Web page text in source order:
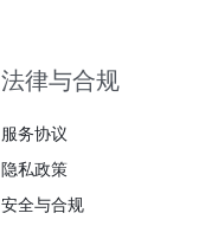
法律与合规
服务协议
隐私政策
安全与合规